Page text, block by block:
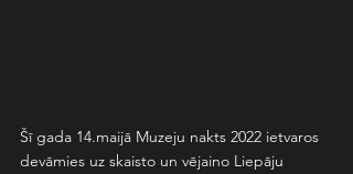
Šī gada 14.maijā Muzeju nakts 2022 ietvaros
devāmies uz skaisto un vējaino Liepāju